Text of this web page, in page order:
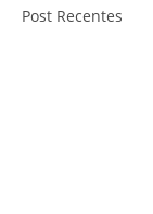
Post Recentes